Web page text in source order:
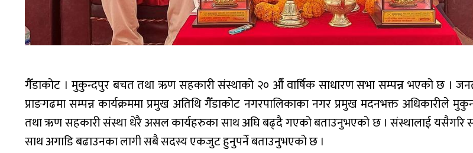
गैँडाकोट । मुकुन्दपुर बचत तथा ऋण सहकारी संस्थाको २० औँ वार्षिक साधारण सभा सम्पन्न भएको छ ।
प्राङगढमा सम्पन्न कार्यक्रममा प्रमुख अतिथि गैँडाकोट नगरपालिकाका नगर प्रमुख मदनभक्त अधिकारीले
तथा ऋण सहकारी संस्था धेरै असल कार्यहरुका साथ अघि बढ्दै गएको बताउनुभएको छ । संस्थालाई
साथ अगाडि बढाउनका लागी सबै सदस्य एकजुट हुनुपर्ने बताउनुभएको छ ।